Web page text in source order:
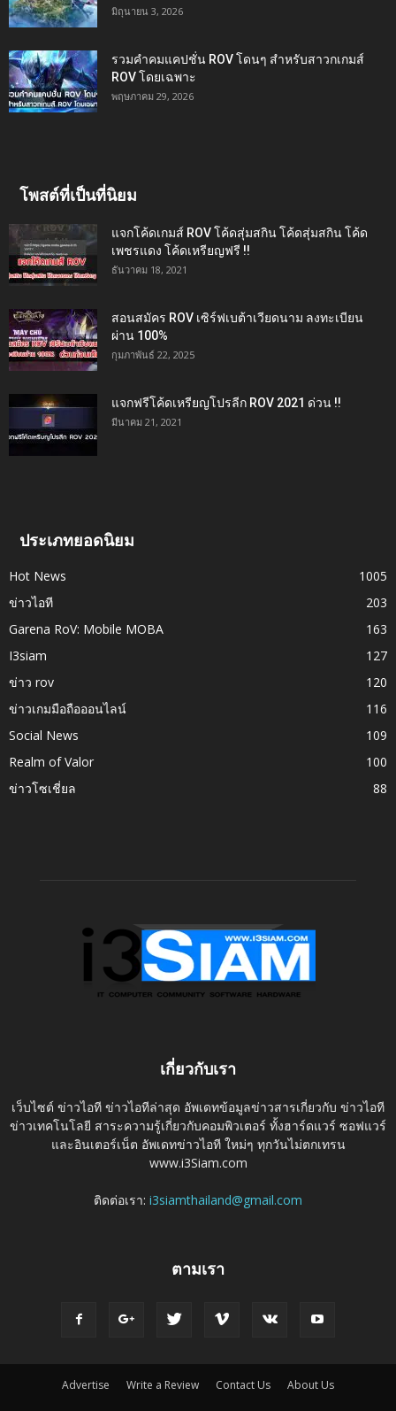
มิถุนายน 3, 2026
รวมคำคมแคปชั่น ROV โดนๆ สำหรับสาวกเกมส์
ROV โดยเฉพาะ
พฤษภาคม 29, 2026
โพสต์ที่เป็นที่นิยม
แจกโค้ดเกมส์ ROV โค้ดสุ่มสกิน โค้ดสุ่มสกิน โค้ด
เพชรแดง โค้ดเหรียญฟรี !!
ธันวาคม 18, 2021
สอนสมัคร ROV เซิร์ฟเบต้าเวียดนาม ลงทะเบียน
ผ่าน 100%
กุมภาพันธ์ 22, 2025
แจกฟรีโค้ดเหรียญโปรลีก ROV 2021 ด่วน !!
มีนาคม 21, 2021
ประเภทยอดนิยม
Hot News
1005
ข่าวไอที
203
Garena RoV: Mobile MOBA
163
I3siam
127
ข่าว rov
120
ข่าวเกมมือถือออนไลน์
116
Social News
109
Realm of Valor
100
ข่าวโซเชี่ยล
88
เกี่ยวกับเรา
เว็บไซต์ ข่าวไอที ข่าวไอทีล่าสุด อัพเดทข้อมูลข่าวสารเกี่ยวกับ ข่าวไอที
ข่าวเทคโนโลยี สาระความรู้เกี่ยวกับคอมพิวเตอร์ ทั้งฮาร์ดแวร์ ซอฟแวร์
และอินเตอร์เน็ต อัพเดทข่าวไอที ใหม่ๆ ทุกวันไม่ตกเทรน
www.i3Siam.com
ติดต่อเรา: i3siamthailand@gmail.com
ตามเรา
Advertise Write a Review Contact Us About Us